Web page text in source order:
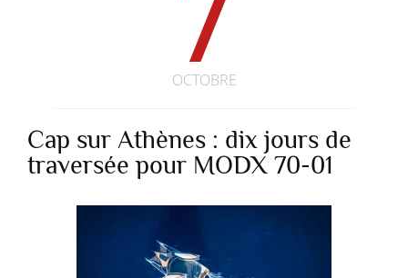
OCTOBRE
Cap sur Athènes : dix jours de
traversée pour MODX 70-01